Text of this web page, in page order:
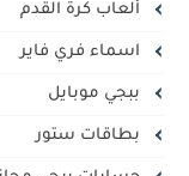
ألعاب كرة القدم
اسماء فري فاير
ببجي موبايل
بطاقات ستور